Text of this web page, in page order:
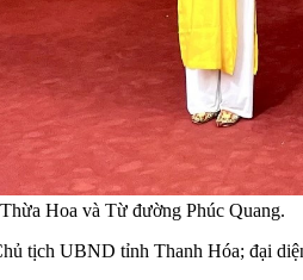
Hoa và Từ đường Phúc Quang.
tịch UBND tỉnh Thanh Hóa; đại